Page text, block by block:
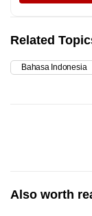
Related
Bahasa Indonesia
Also worth